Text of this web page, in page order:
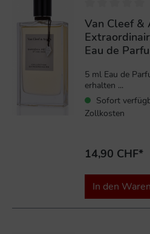
Van Cleef &
Eau de
5 ml Eau de
erhalten ...
Sofort
Zollkosten
14,90 CHF*
In den